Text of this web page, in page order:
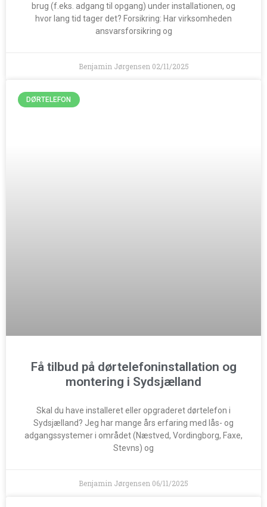
brug (f.eks. adgang til opgang) under installationen, og
hvor lang tid tager det? Forsikring: Har virksomheden
ansvarsforsikring og
Benjamin Jørgensen 02/11/2025
DØRTELEFON
Få tilbud på dørtelefoninstallation og
montering i Sydsjælland
Skal du have installeret eller opgraderet dørtelefon i
Sydsjælland? Jeg har mange års erfaring med lås- og
adgangssystemer i området (Næstved, Vordingborg, Faxe,
Stevns) og
Benjamin Jørgensen 06/11/2025